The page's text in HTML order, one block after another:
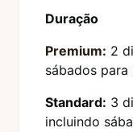
Duração
Premium: 2
sábados
Standard: 3
incluindo